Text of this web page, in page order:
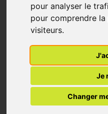
pour analyser le
pour comprendre
visiteurs.
Je
Changer